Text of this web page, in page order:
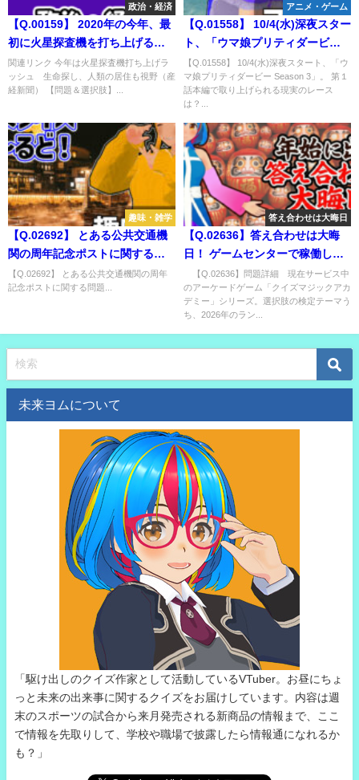
政治・経済
【Q.00159】 2020年の今年、最
初に火星探査機を打ち上げる国
は？
関連リンク 今年は火星探査機打ち上げラ
ッシュ 生命探し、人類の居住も視野（産
経新聞） 【問題＆選択肢】...
アニメ・ゲーム
【Q.01558】 10/4(水)深夜スター
ト、「ウマ娘プリティダービー
Season 3」。 第１話本編で取り
上げられる現実のレースは？
【Q.01558】 10/4(水)深夜スタート、「ウ
マ娘プリティダービー Season 3」。 第１
話本編で取り上げられる現実のレース
は？...
趣味・雑学
【Q.02692】 とある公共交通機
関の周年記念ポストに関する問
題
【Q.02692】 とある公共交通機関の周年
記念ポストに関する問題...
答え合わせは大晦日
【Q.02636】答え合わせは大晦
日！ ゲームセンターで稼働して
いる超人気クイズゲームに関す
る問題
【Q.02636】問題詳細 現在サービス中
のアーケードゲーム「クイズマジックアカ
デミー」シリーズ。選択肢の検定テーマう
ち、2026年のラン...
未来ヨムについて
「駆け出しのクイズ作家として活動しているVTuber。お昼にちょ
っと未来の出来事に関するクイズをお届けしています。内容は週
末のスポーツの試合から来月発売される新商品の情報まで、ここ
で情報を先取りして、学校や職場で披露したら情報通になれるか
も？」